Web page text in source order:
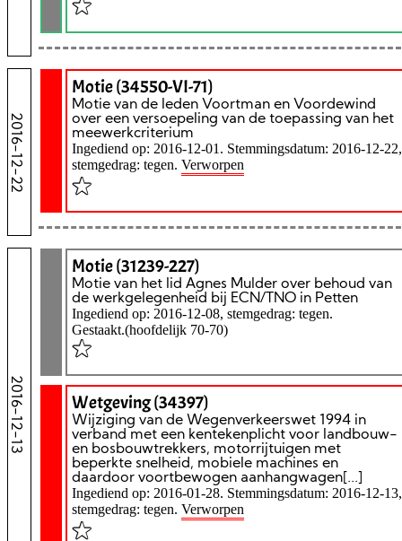
2016-12-22
Motie (34550-VI-71)
Motie van de leden Voortman en Voordewind
over een versoepeling van de toepassing van het
meewerkcriterium
Ingediend op: 2016-12-01. Stemmingsdatum: 2016-12-22,
stemgedrag: tegen. Verworpen
2016-12-13
Motie (31239-227)
Motie van het lid Agnes Mulder over behoud van
de werkgelegenheid bij ECN/TNO in Petten
Ingediend op: 2016-12-08, stemgedrag: tegen.
Gestaakt.(hoofdelijk 70-70)
Wetgeving (34397)
Wijziging van de Wegenverkeerswet 1994 in
verband met een kentekenplicht voor landbouw-
en bosbouwtrekkers, motorrijtuigen met
beperkte snelheid, mobiele machines en
daardoor voortbewogen aanhangwagen[...]
Ingediend op: 2016-01-28. Stemmingsdatum: 2016-12-13,
stemgedrag: tegen. Verworpen